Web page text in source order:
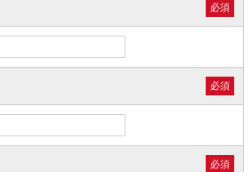
必須
必須
必須